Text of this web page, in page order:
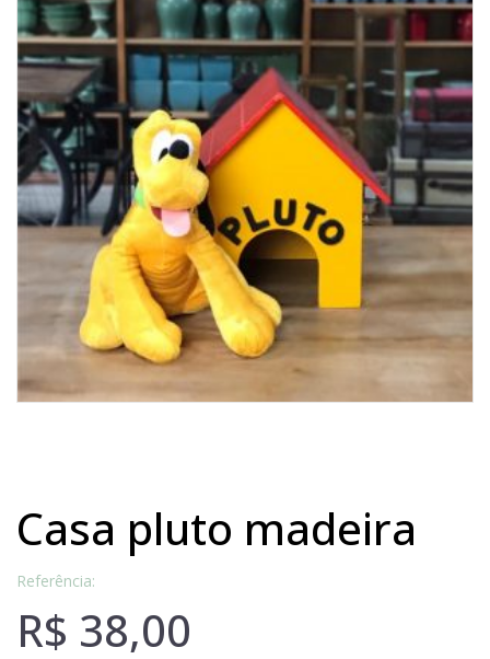
Lost Password
Cadastrar Conta
casa pluto madeira
Referência:
R$ 38,00